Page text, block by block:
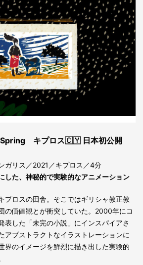
キプロス🇨🇾 日本初公開
ガリス／2021／キプロス／4分
した、神秘的で実験的なアニメーション
プロスの田舎。そこではギリシャ教正教
の価値観とが衝突していた。2000年にコ
表した「未完の小説」にインスパイアさ
アブストラクトなイラストレーションに
界のイメージを鮮烈に描き出した実験的